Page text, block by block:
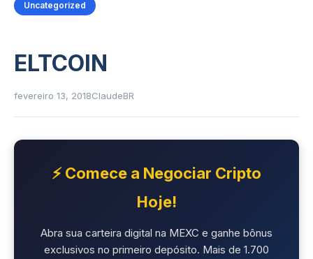
Uncategorized
ELTCOIN
fevereiro 13, 2018ClaudeBR
⚡ Comece a Negociar Cripto
Hoje!
Abra sua carteira digital na MEXC e ganhe bônus
exclusivos no primeiro depósito. Mais de 1.700